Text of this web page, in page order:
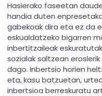
Hasierako faseetan
handia duten
gabekoak dira eta ez da
eskualdatzeko bigarren
inbertitzaileak
sozialak saltzean
dago. Inbertsio horien
eta, kasu batzuetan,
inbertsioa berreskuratu